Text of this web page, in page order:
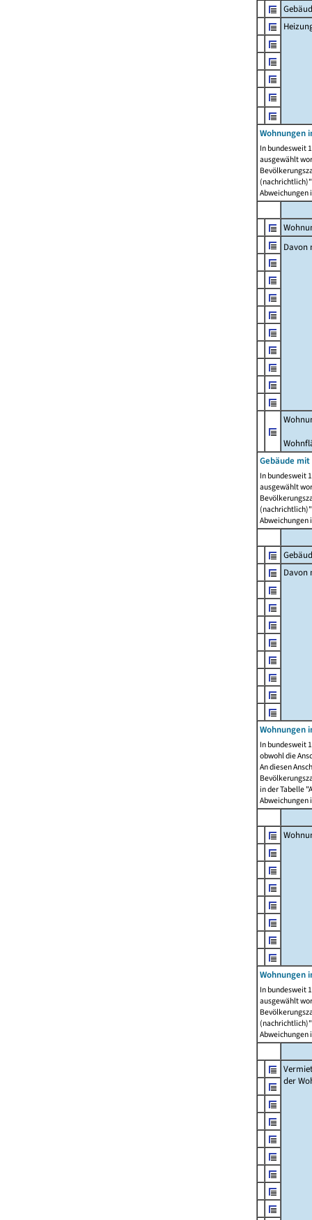
Wohnungen
In bundesweit
ausgewählt
Abweichungen
Davon
Gebäude
In bundesweit
ausgewählt
Abweichungen
Davon
Wohnungen
In bundesweit
obwohl die
An diesen
in der Tabelle
Abweichungen
Wohnungen
In bundesweit
ausgewählt
Abweichungen
der